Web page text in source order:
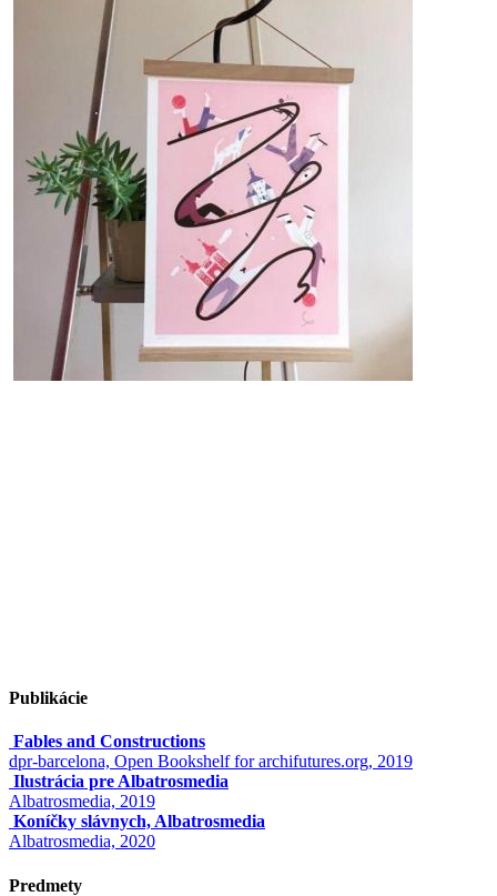
Publikácie
Fables and Constructions
dpr-barcelona, Open Bookshelf for archifutures.org, 2019
Ilustrácia pre Albatrosmedia
Albatrosmedia, 2019
Koníčky slávnych, Albatrosmedia
Albatrosmedia, 2020
Predmety